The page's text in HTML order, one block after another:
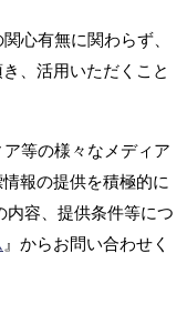
心有無に関わらず、
、活用いただくこと
等の様々なメディア
報の提供を積極的に
容、提供条件等につ
』からお問い合わせく